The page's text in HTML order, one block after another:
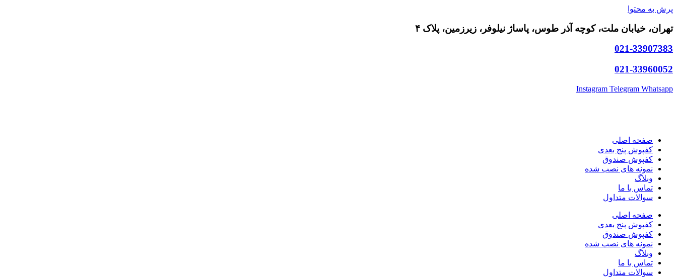
پرش به محتوا
تهران، خیابان ملت، کوچه آذر طوس، پاساژ نیلوفر، زیرزمین، پلاک ۴
021-33907383
021-33960052
Instagram Telegram Whatsapp
صفحه اصلی
کفپوش پنج بعدی
کفپوش صندوق
نمونه های نصب شده
وبلاگ
تماس با ما
سوالات متداول
صفحه اصلی
کفپوش پنج بعدی
کفپوش صندوق
نمونه های نصب شده
وبلاگ
تماس با ما
سوالات متداول